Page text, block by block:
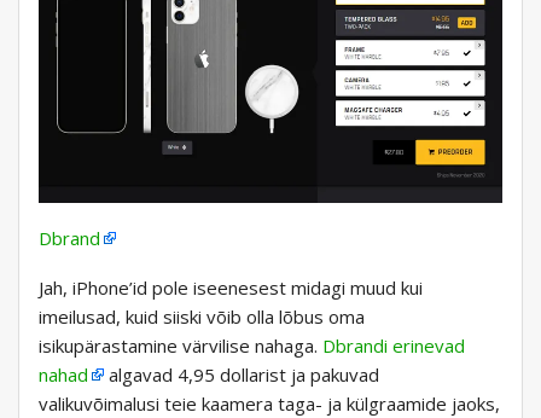
Dbrand
Jah, iPhone’id pole iseenesest midagi muud kui
imeilusad, kuid siiski võib olla lõbus oma
isikupärastamine värvilise nahaga. Dbrandi erinevad
nahad
algavad 4,95 dollarist ja pakuvad
valikuvõimalusi teie kaamera taga- ja külgraamide jaoks,